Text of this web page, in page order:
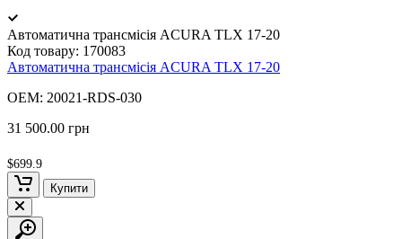
Автоматична трансмісія ACURA TLX 17-20
Код товару: 170083
Автоматична трансмісія ACURA TLX 17-20
OEM: 20021-RDS-030
31 500.00 грн
$699.9
Купити